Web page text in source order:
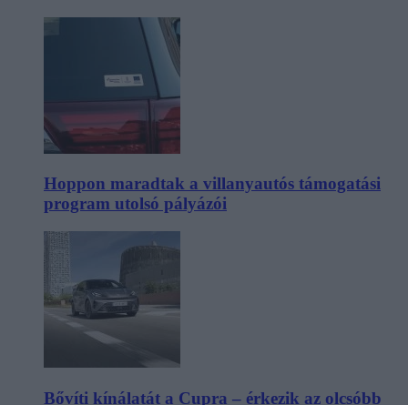
Hoppon maradtak a villanyautós támogatási
program utolsó pályázói
Bővíti kínálatát a Cupra – érkezik az olcsóbb